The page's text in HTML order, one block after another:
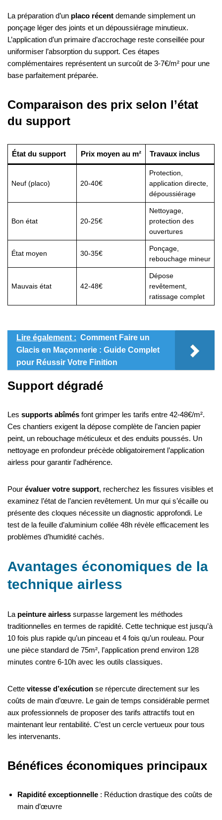
La préparation d’un placo récent demande simplement un
ponçage léger des joints et un dépoussiérage minutieux.
L’application d’un primaire d’accrochage reste conseillée pour
uniformiser l’absorption du support. Ces étapes
complémentaires représentent un surcoût de 3-7€/m² pour une
base parfaitement préparée.
Comparaison des prix selon l’état
du support
État du support Prix moyen au m² Travaux inclus
Neuf (placo) 20-40€
Protection,
application directe,
dépoussiérage
Bon état 20-25€
Nettoyage,
protection des
ouvertures
État moyen 30-35€
Ponçage,
rebouchage mineur
Mauvais état 42-48€
Dépose
revêtement,
ratissage complet
Lire également : Comment Faire un
Glacis en Maçonnerie : Guide Complet
pour Réussir Votre Finition
Support dégradé
Les supports abîmés font grimper les tarifs entre 42-48€/m².
Ces chantiers exigent la dépose complète de l’ancien papier
peint, un rebouchage méticuleux et des enduits poussés. Un
nettoyage en profondeur précède obligatoirement l’application
airless pour garantir l’adhérence.
Pour évaluer votre support, recherchez les fissures visibles et
examinez l’état de l’ancien revêtement. Un mur qui s’écaille ou
présente des cloques nécessite un diagnostic approfondi. Le
test de la feuille d’aluminium collée 48h révèle efficacement les
problèmes d’humidité cachés.
Avantages économiques de la
technique airless
La peinture airless surpasse largement les méthodes
traditionnelles en termes de rapidité. Cette technique est jusqu’à
10 fois plus rapide qu’un pinceau et 4 fois qu’un rouleau. Pour
une pièce standard de 75m², l’application prend environ 128
minutes contre 6-10h avec les outils classiques.
Cette vitesse d’exécution se répercute directement sur les
coûts de main d’œuvre. Le gain de temps considérable permet
aux professionnels de proposer des tarifs attractifs tout en
maintenant leur rentabilité. C’est un cercle vertueux pour tous
les intervenants.
Bénéfices économiques principaux
Rapidité exceptionnelle : Réduction drastique des coûts de
main d’œuvre